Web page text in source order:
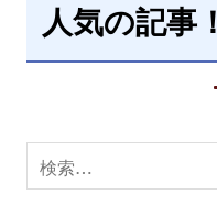
人気の記事！
検
索